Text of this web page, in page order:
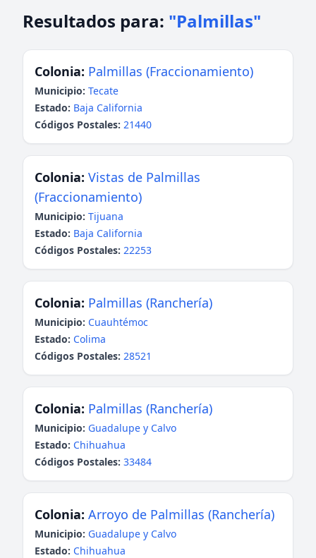
Resultados para: "Palmillas"
Colonia: Palmillas (Fraccionamiento)
Municipio: Tecate
Estado: Baja California
Códigos Postales: 21440
Colonia: Vistas de Palmillas
(Fraccionamiento)
Municipio: Tijuana
Estado: Baja California
Códigos Postales: 22253
Colonia: Palmillas (Ranchería)
Municipio: Cuauhtémoc
Estado: Colima
Códigos Postales: 28521
Colonia: Palmillas (Ranchería)
Municipio: Guadalupe y Calvo
Estado: Chihuahua
Códigos Postales: 33484
Colonia: Arroyo de Palmillas (Ranchería)
Municipio: Guadalupe y Calvo
Estado: Chihuahua